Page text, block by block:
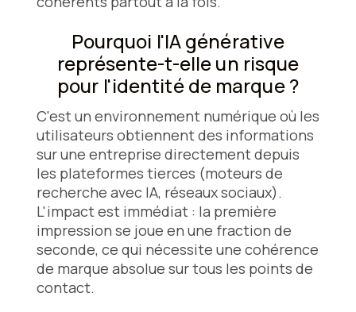
Pourquoi l'IA générative
représente-t-elle un risque
pour l'identité de marque ?
C'est un environnement numérique où les
utilisateurs obtiennent des informations
sur une entreprise directement depuis
les plateformes tierces (moteurs de
recherche avec IA, réseaux sociaux).
L'impact est immédiat : la première
impression se joue en une fraction de
seconde, ce qui nécessite une cohérence
de marque absolue sur tous les points de
contact.